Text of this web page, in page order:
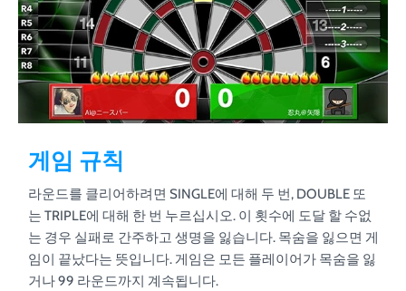
게임 규칙
라운드를 클리어하려면 SINGLE에 대해 두 번, DOUBLE 또
는 TRIPLE에 대해 한 번 누르십시오. 이 횟수에 도달 할 수없
는 경우 실패로 간주하고 생명을 잃습니다. 목숨을 잃으면 게
임이 끝났다는 뜻입니다. 게임은 모든 플레이어가 목숨을 잃
거나 99 라운드까지 계속됩니다.